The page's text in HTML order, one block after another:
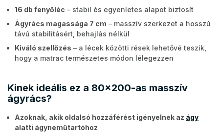
16 db fenyőléc – stabil és egyenletes alapot biztosít
Ágyrács magassága 7 cm – masszív szerkezet a hosszú
távú stabilitásért, behajlás nélkül
Kiváló szellőzés – a lécek közötti rések lehetővé teszik,
hogy a matrac természetes módon lélegezzen
Kinek ideális ez a 80x200-as masszív
ágyrács?
Azoknak, akik oldalsó hozzáférést igényelnek az ágy
alatti ágyneműtartóhoz